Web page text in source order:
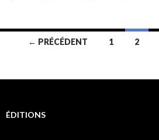
Navigation
articles
← PRÉCÉDENT 1 2
ÉDITIONS